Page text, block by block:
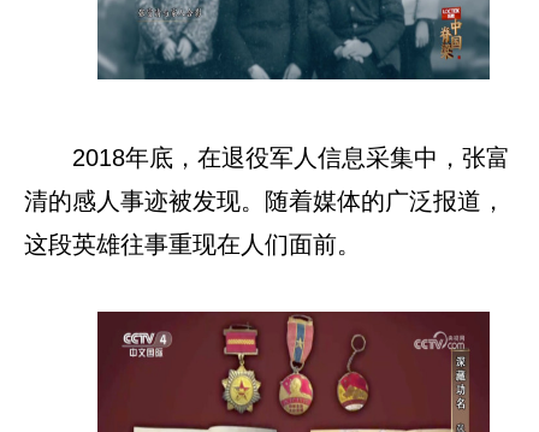
2018年底，在退役军人信息采集中，张富
清的感人事迹被发现。随着媒体的广泛报道，
这段英雄往事重现在人们面前。